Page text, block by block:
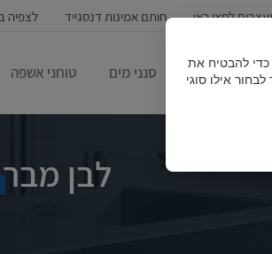
לחצו כאן חותם אמינות דנסגייד לצפיה
מערכות מים סנני מים טוחני אשפה
לבן
להבטיח את
אילו סוגי